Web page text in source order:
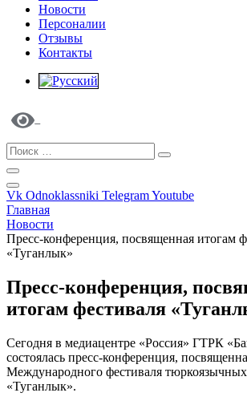
Новости
Персоналии
Отзывы
Контакты
Vk Odnoklassniki TelegramYoutube
Главная
Новости
Пресс-конференция, посвященная итогам
«Туганлык»
Пресс-конференция,
итогам фестиваля
Сегодня в медиацентре «Россия» ГТРК
состоялась пресс-конференция,
Международного фестиваля тюркоязычных
«Туганлык».